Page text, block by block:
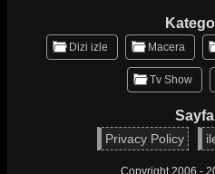
Dizi izle Macera
Tv Show
Privacy Policy
Copyright 2006 -